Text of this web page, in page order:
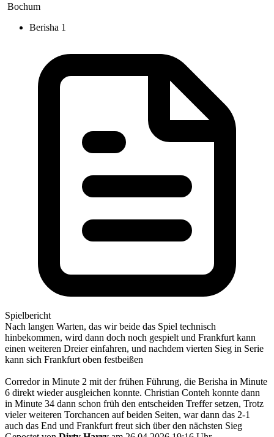
Bochum
Berisha 1
Spielbericht
Nach langen Warten, das wir beide das Spiel technisch
hinbekommen, wird dann doch noch gespielt und Frankfurt kann
einen weiteren Dreier einfahren, und nachdem vierten Sieg in Serie
kann sich Frankfurt oben festbeißen
Corredor in Minute 2 mit der frühen Führung, die Berisha in Minute
6 direkt wieder ausgleichen konnte. Christian Conteh konnte dann
in Minute 34 dann schon früh den entscheiden Treffer setzen, Trotz
vieler weiteren Torchancen auf beiden Seiten, war dann das 2-1
auch das End und Frankfurt freut sich über den nächsten Sieg